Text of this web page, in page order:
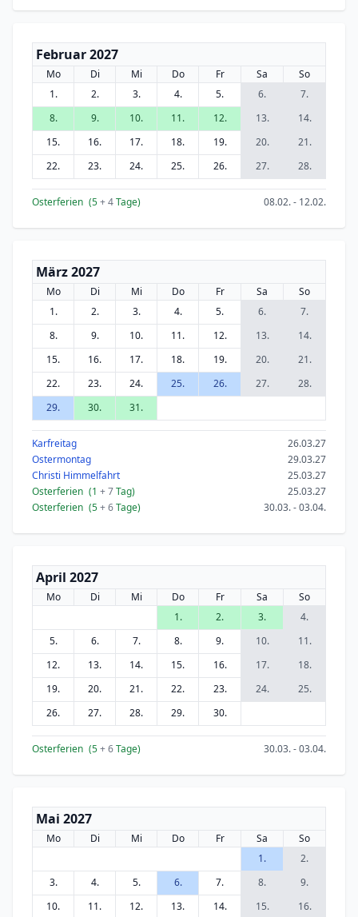
Februar 2027
Mo Di Mi Do Fr Sa
So
1.
2. 3. 4. 5. 6.
7.
8.
9. 10. 11. 12. 13.
14.
15.
16. 17. 18. 19. 20.
21.
22.
23. 24. 25. 26. 27. 28.
Osterferien (5+ 4Tage) 08.02. - 12.02.
März 2027
Mo Di Mi Do Fr Sa
So
1.
2. 3. 4. 5. 6.
7.
8.
9. 10. 11. 12. 13.
14.
15.
16. 17. 18. 19. 20.
21.
22.
23. 24. 25. 26. 27.
28.
29.
30. 31.
Karfreitag
26.03.27
Ostermontag
29.03.27
Christi Himmelfahrt
25.03.27
Osterferien (1 + 7Tag)
25.03.27
Osterferien (5+ 6Tage) 30.03. - 03.04.
April 2027
Mo Di Mi Do Fr Sa
So
1.
2. 3.
4.
5.
6. 7. 8. 9. 10.
11.
12.
13. 14. 15. 16. 17.
18.
19.
20. 21. 22. 23. 24.
25.
26.
27. 28. 29. 30.
Osterferien (5+ 6Tage) 30.03. - 03.04.
Mai 2027
Mo Di Mi Do Fr Sa
So
1.
2.
3.
4. 5. 6. 7. 8.
9.
10.
11. 12. 13. 14. 15.
16.